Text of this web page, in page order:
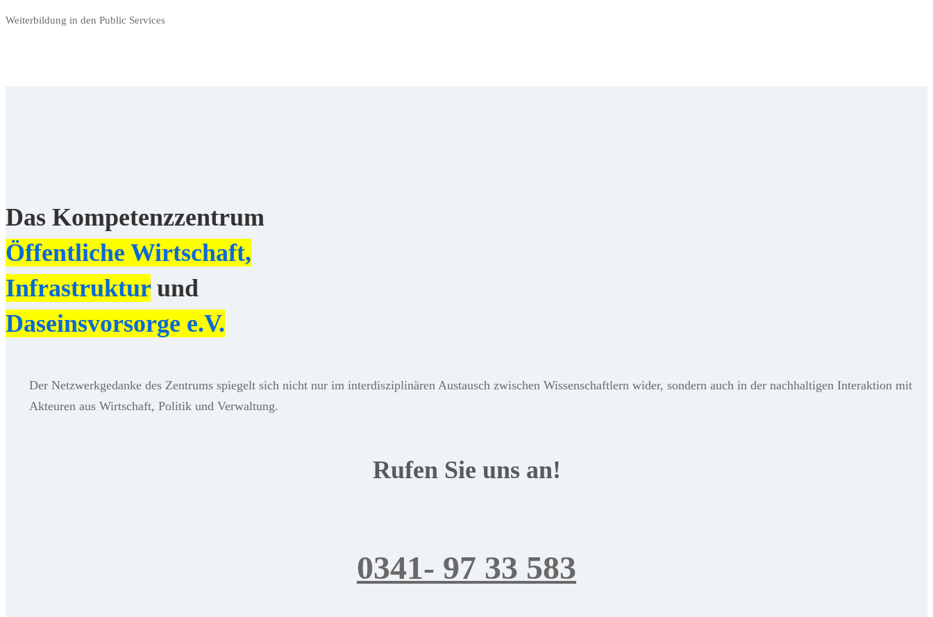
Weiterbildung in den Public Services
Das Kompetenzzentrum
Öffentliche Wirtschaft,
Infrastrukturund
Daseinsvorsorge e.V.
Der Netzwerkgedanke des Zentrums spiegelt sich nicht nur im interdisziplinären Austausch zwischen Wissenschaftlern wider, sondern auch in der nachhaltigen Interaktion mit
Akteuren aus Wirtschaft, Politik und Verwaltung.
Rufen Sie uns an!
0341- 97 33 583